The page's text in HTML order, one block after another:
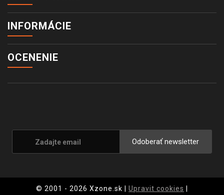
INFORMÁCIE
OCENENIE
Odoberať newsletter
© 2001 - 2026 Xzone.sk | Upravit cookies